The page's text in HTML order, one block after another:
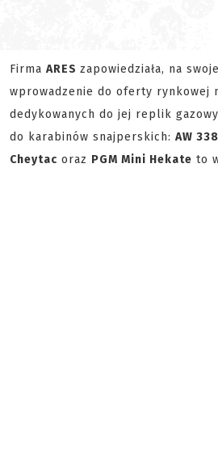
Firma ARES zapowiedziała, na
wprowadzenie do oferty rynkowej
dedykowanych do jej replik
do karabinów snajperskich: AW 338
Cheytac oraz PGM Mini Hekate to